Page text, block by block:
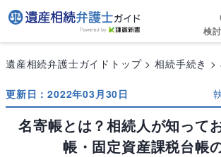
検
遺産相続弁護士ガイドトップ 相続手続き
更新日：2022年03月30日
名寄帳とは？相続人が知って
帳・固定資産課税台帳